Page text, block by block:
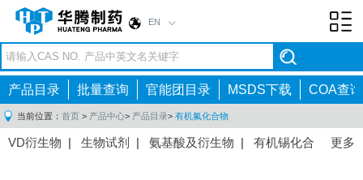
EN
产品目录 批量查询 官能团目录 MSDS下载 COA查询
当前位置： 首页 > 产品中心> 产品目录> 有机氟化合物
更多
VD衍生物 | 生物试剂 | 氨基酸及衍生物 | 有机锡化合